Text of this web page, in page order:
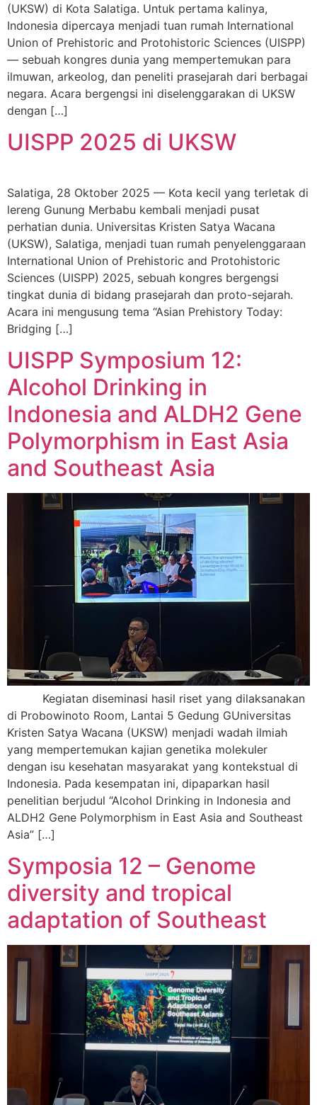
(UKSW) di Kota Salatiga. Untuk pertama kalinya,
Indonesia dipercaya menjadi tuan rumah International
Union of Prehistoric and Protohistoric Sciences (UISPP)
— sebuah kongres dunia yang mempertemukan para
ilmuwan, arkeolog, dan peneliti prasejarah dari berbagai
negara. Acara bergengsi ini diselenggarakan di UKSW
dengan […]
UISPP 2025 di UKSW
Salatiga, 28 Oktober 2025 — Kota kecil yang terletak di
lereng Gunung Merbabu kembali menjadi pusat
perhatian dunia. Universitas Kristen Satya Wacana
(UKSW), Salatiga, menjadi tuan rumah penyelenggaraan
International Union of Prehistoric and Protohistoric
Sciences (UISPP) 2025, sebuah kongres bergengsi
tingkat dunia di bidang prasejarah dan proto-sejarah.
Acara ini mengusung tema “Asian Prehistory Today:
Bridging […]
UISPP Symposium 12:
Alcohol Drinking in
Indonesia and ALDH2 Gene
Polymorphism in East Asia
and Southeast Asia
Kegiatan diseminasi hasil riset yang dilaksanakan
di Probowinoto Room, Lantai 5 Gedung GUniversitas
Kristen Satya Wacana (UKSW) menjadi wadah ilmiah
yang mempertemukan kajian genetika molekuler
dengan isu kesehatan masyarakat yang kontekstual di
Indonesia. Pada kesempatan ini, dipaparkan hasil
penelitian berjudul “Alcohol Drinking in Indonesia and
ALDH2 Gene Polymorphism in East Asia and Southeast
Asia” […]
Symposia 12 – Genome
diversity and tropical
adaptation of Southeast